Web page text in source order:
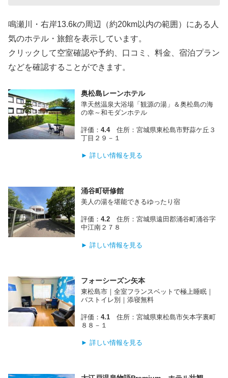
鳴瀬川・右岸13.6kの周辺（約20km以内の範囲）にある人
気のホテル・旅館を表示しています。
クリックして空室確認や予約、口コミ、料金、宿泊プラン
などを確認することができます。
奥松島レーンホテル
準天然温泉大浴場「観源の湯」＆奥松島の海
の幸～和モダンホテル
評価：4.4住所：宮城県東松島市野蒜ケ丘３
丁目２９－１
► 詳しい情報を見る
涌谷町研修館
美人の湯を堪能できるゆったり宿
評価：4.2 住所：宮城県遠田郡涌谷町涌谷字
中江南２７８
► 詳しい情報を見る
フォーシーズン矢本
東松島市｜全室フランスベットで極上睡眠｜
バストイレ別｜添寝無料
評価：4.1 住所：宮城県東松島市矢本字裏町
８８－１
► 詳しい情報を見る